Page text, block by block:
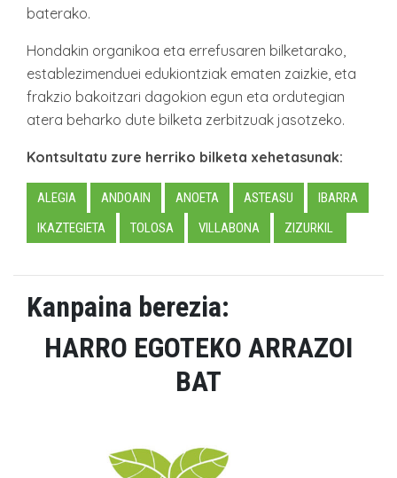
baterako.
Hondakin organikoa eta errefusaren bilketarako,
establezimenduei edukiontziak ematen zaizkie, eta
frakzio bakoitzari dagokion egun eta ordutegian
atera beharko dute bilketa zerbitzuak jasotzeko.
Kontsultatu zure herriko bilketa xehetasunak:
ALEGIA ANDOAIN ANOETA ASTEASU
IBARRA
IKAZTEGIETA
TOLOSA VILLABONA ZIZURKIL
Kanpaina berezia:
HARRO EGOTEKO ARRAZOI
BAT